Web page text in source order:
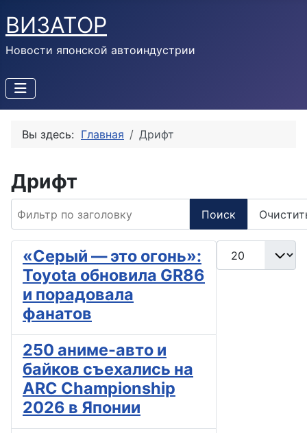
ВИЗАТОР
Новости японской автоиндустрии
Вы здесь: Главная Дрифт
Дрифт
Поиск
Кол-во строк:
«Серый — это огонь»:
Toyota обновила GR86
и порадовала
фанатов
250 аниме-авто и
байков съехались на
ARC Championship
2026 в Японии